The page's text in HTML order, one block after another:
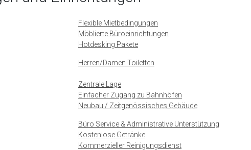
Flexible Mietbedingungen
Möblierte Büroeinrichtungen
Hotdesking Pakete
Herren/Damen Toiletten
Zentrale Lage
Einfacher Zugang zu Bahnhöfen
Neubau / Zeitgenössisches Gebäude
Büro Service & Administrative Unterstützung
Kostenlose Getränke
Kommerzieller Reinigungsdienst